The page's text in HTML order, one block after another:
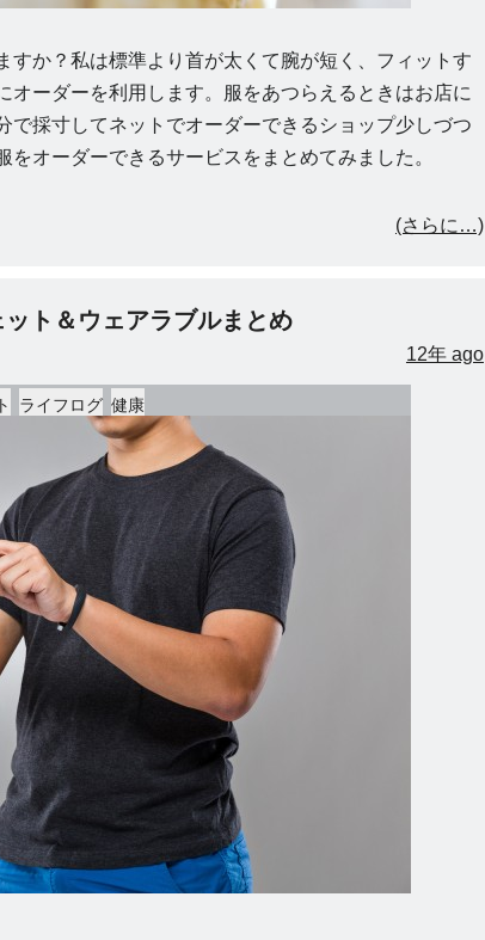
すか？私は標準より首が太くて腕が短く、フィットす
オーダーを利用します。服をあつらえるときはお店に
で採寸してネットでオーダーできるショップ少しづつ
オーダーできるサービスをまとめてみました。
(さらに…)
ト＆ウェアラブルまとめ
12年 ago
ライフログ 健康